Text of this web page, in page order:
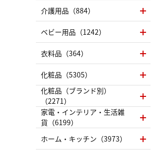
介護用品（884）
ベビー用品（1242）
衣料品（364）
化粧品（5305）
化粧品（ブランド別）
（2271）
家電・インテリア・生活雑
貨（6199）
ホーム・キッチン（3973）